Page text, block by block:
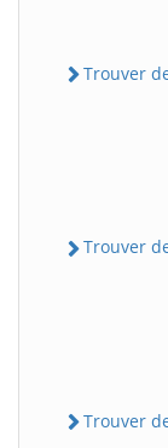
Trouver
Trouver
Trouver